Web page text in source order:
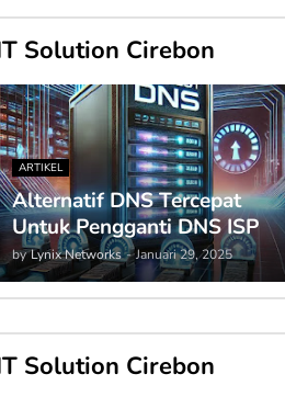
Solution Cirebon
ARTIKEL
Alternatif DNS Tercepat
Untuk Pengganti DNS ISP
by Lynix Networks - Januari 29, 2025
Solution Cirebon